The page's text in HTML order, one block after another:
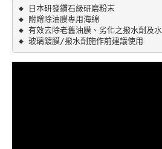
◆ 日本研發鑽石級研磨粉末
◆ 附贈除油膜專用海綿
◆ 有效去除老舊油膜、劣化之撥水劑及